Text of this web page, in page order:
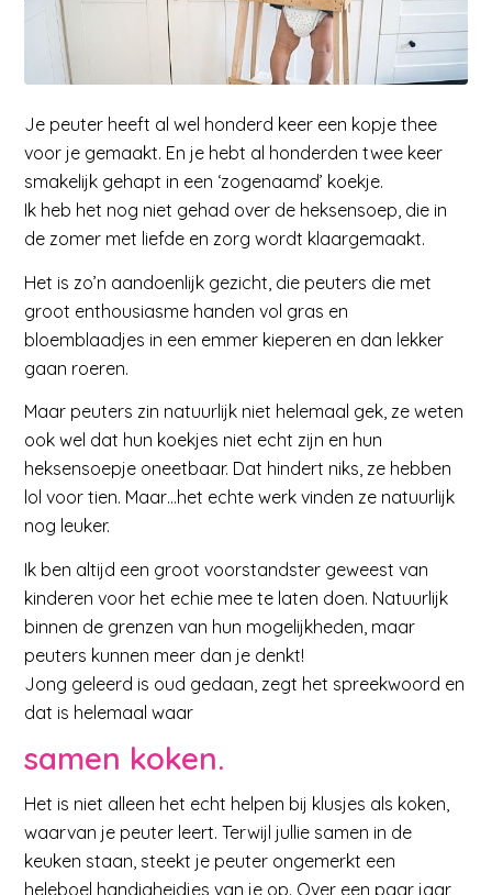
Je peuter heeft al wel honderd keer een kopje thee
voor je gemaakt. En je hebt al honderden twee keer
smakelijk gehapt in een ‘zogenaamd’ koekje.
Ik heb het nog niet gehad over de heksensoep, die in
de zomer met liefde en zorg wordt klaargemaakt.
Het is zo’n aandoenlijk gezicht, die peuters die met
groot enthousiasme handen vol gras en
bloemblaadjes in een emmer kieperen en dan lekker
gaan roeren.
Maar peuters zin natuurlijk niet helemaal gek, ze weten
ook wel dat hun koekjes niet echt zijn en hun
heksensoepje oneetbaar. Dat hindert niks, ze hebben
lol voor tien. Maar…het echte werk vinden ze natuurlijk
nog leuker.
Ik ben altijd een groot voorstandster geweest van
kinderen voor het echie mee te laten doen. Natuurlijk
binnen de grenzen van hun mogelijkheden, maar
peuters kunnen meer dan je denkt!
Jong geleerd is oud gedaan, zegt het spreekwoord en
dat is helemaal waar
samen koken.
Het is niet alleen het echt helpen bij klusjes als koken,
waarvan je peuter leert. Terwijl jullie samen in de
keuken staan, steekt je peuter ongemerkt een
heleboel handigheidjes van je op. Over een paar jaar